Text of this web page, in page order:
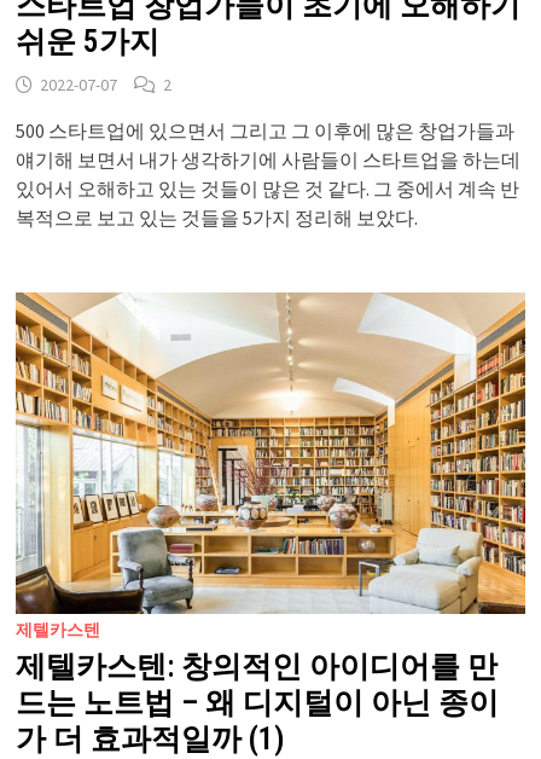
쉬운 5가지
2022-07-07 2
500 스타트업에 있으면서 그리고 그 이후에 많은 창업가들과
얘기해 보면서 내가 생각하기에 사람들이 스타트업을 하는데
있어서 오해하고 있는 것들이 많은 것 같다. 그 중에서 계속 반
복적으로 보고 있는 것들을 5가지 정리해 보았다.
제텔카스텐
제텔카스텐: 창의적인 아이디어를 만
드는 노트법 – 왜 디지털이 아닌 종이
가 더 효과적일까 (1)